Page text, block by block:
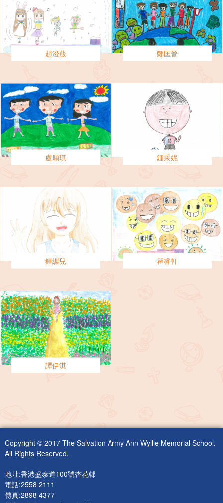
趙澄蒑 鄭匡晉
盧穎琪 鍾采妮
鍾繅兒 瞿睿軒
譚伊淇
Copyright © 2017 The Salvation Army Ann Wyllie Memorial School.
All Rights Reserved.
地址:香港盛泰道100號杏花邨
電話:2558 2111
傳真:2898 4377